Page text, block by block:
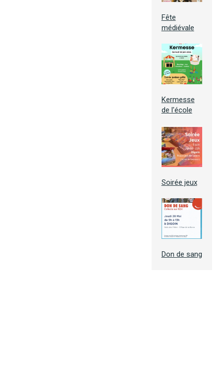
Fête
médiévale
Kermesse
de l'école
Soirée jeux
Don de sang